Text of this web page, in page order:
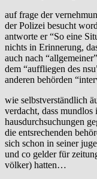
auf frage der
der Polizei besucht
antworte er “So eine
nichts in Erinnerung,
auch nach
dem “auffliegen des
anderen behörden
wie selbstverständlich
verdacht, dass mundlos
hausdurchsuchungen
die entsrechenden
sich schon in seiner
und co gelder für
völker) hatten…